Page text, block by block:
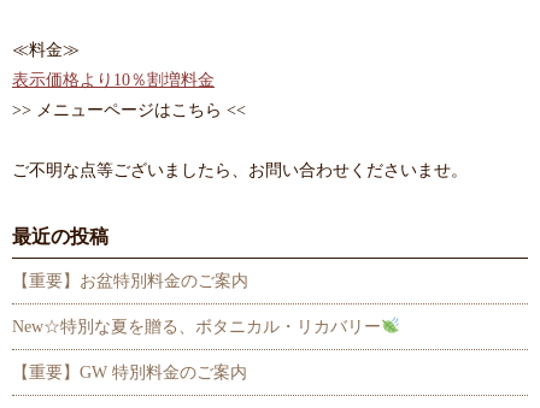
≪料金≫
表示価格より10％割増料金
>> メニューページはこちら <<
ご不明な点等ございましたら、お問い合わせくださいませ。
最近の投稿
【重要】お盆特別料金のご案内
New☆特別な夏を贈る、ボタニカル・リカバリー
【重要】GW 特別料金のご案内